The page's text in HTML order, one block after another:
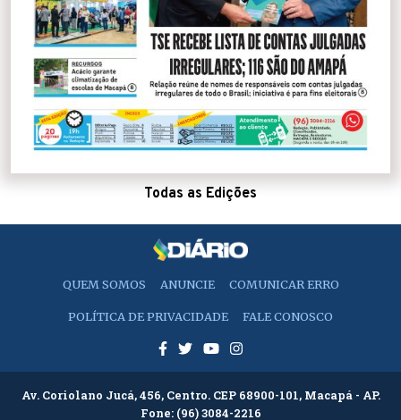
Todas as Edições
QUEM SOMOS ANUNCIE COMUNICAR ERRO
POLÍTICA DE PRIVACIDADE FALE CONOSCO
Av. Coriolano Jucá, 456, Centro. CEP 68900-101, Macapá - AP.
Fone: (96) 3084-2216